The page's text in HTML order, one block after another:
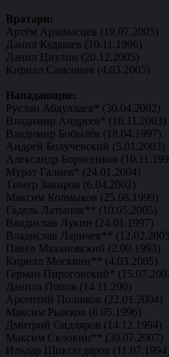
Вратари:
Артём Арзамасцев (19.07.2005)
Данил Кудашев (10.11.1996)
Данил Циулин (20.12.2005)
Кирилл Самсонов (4.03.2005)
Нападающие:
Руслан Абдуллаев* (30.04.2002)
Владимир Андреев* (16.11.2003)
Владимир Бобылёв (18.04.1997)
Андрей Болучевский (5.01.2003)
Александр Борисенков
Мурат Галиев* (24.01.2004)
Тимур Закиров (6.04.2002)
Максим Колмыков (25.08.1999)
Гадель Латыпов** (10.05.2005)
Владислав Лукин (24.01.1997)
Владислав Ларичев**
Павел Махановский (2.09.1993)
Кирилл Москвин** (4.03.2005)
Герман Пироговский*
Данила Попов (14.11.200)
Арсентий Полшков (22.01.2004)
Максим Рыжков (6.05.1996)
Дмитрий Сидляров (14.12.1994)
Максим Склокин** (30.07.2007)
Ильдар Шиксатдаров (11.07.1994)